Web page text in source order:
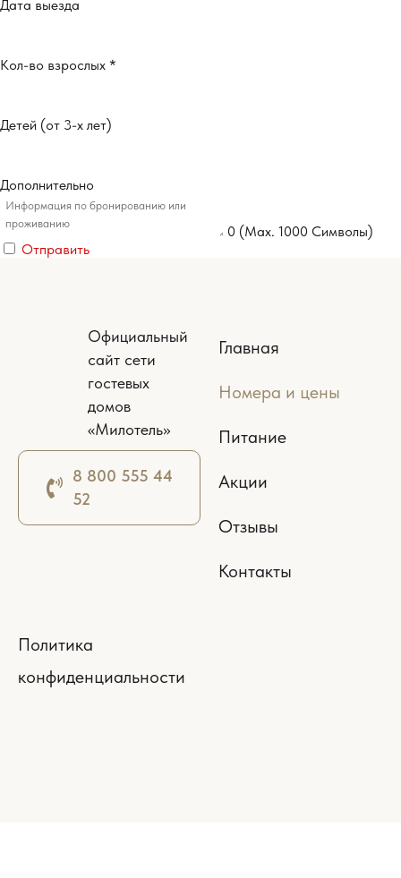
Дата выезда
Кол-во взрослых *
Детей (от 3-х лет)
Дополнительно
0 (Max. 1000 Символы)
Отправить
Официальный
сайт сети
гостевых
домов
«Милотель»
8 800 555 44
52
Главная
Номера и цены
Питание
Акции
Отзывы
Контакты
Политика
конфиденциальности